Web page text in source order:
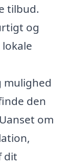
tilbud.
og
mulighed
den
om
dit